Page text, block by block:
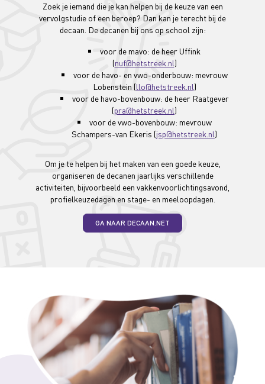
Zoek je iemand die je kan helpen bij de keuze van een
vervolgstudie of een beroep? Dan kan je terecht bij de
decaan. De decanen bij ons op school zijn:
voor de mavo: de heer Uffink
(nuf@hetstreek.nl)
voor de havo- en vwo-onderbouw: mevrouw
Lobenstein (llo@hetstreek.nl)
voor de havo-bovenbouw: de heer Raatgever
(pra@hetstreek.nl)
voor de vwo-bovenbouw: mevrouw
Schampers-van Ekeris (jsp@hetstreek.nl)
Om je te helpen bij het maken van een goede keuze,
organiseren de decanen jaarlijks verschillende
activiteiten, bijvoorbeeld een vakkenvoorlichtingsavond,
profielkeuzedagen en stage- en meeloopdagen.
GA NAAR DECAAN.NET